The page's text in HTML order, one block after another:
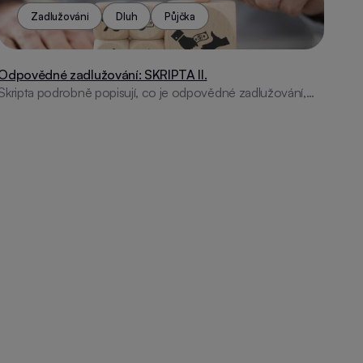
Zadlužování Dluh Půjčka
zadlužování: SKRIPTA II.
podrobně popisují, co je odpovědné zadlužování,